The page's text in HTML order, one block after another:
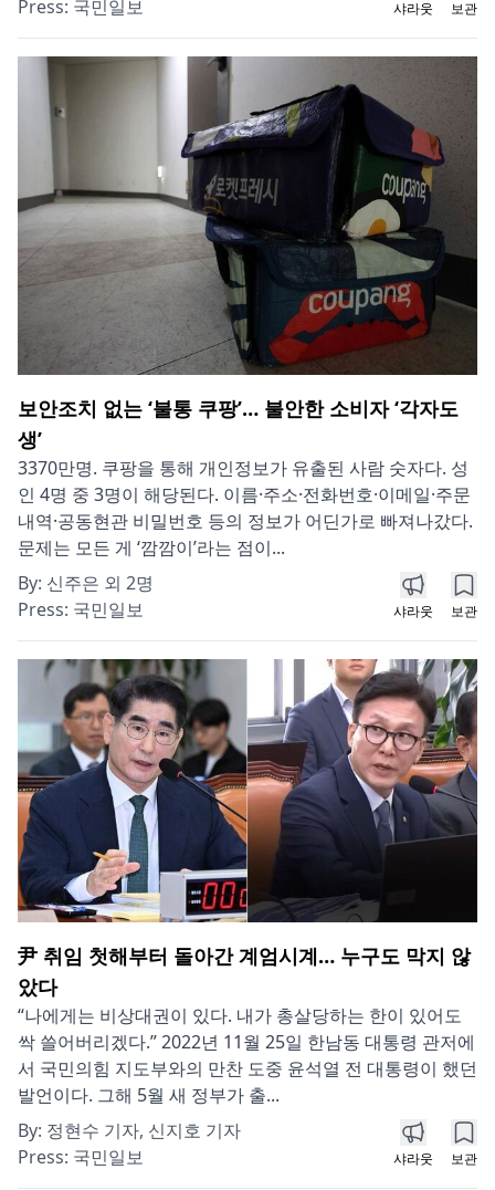
Press: 국민일보 샤라웃 보관
보안조치 없는 ‘불통 쿠팡’… 불안한 소비자 ‘각자도
생’
3370만명. 쿠팡을 통해 개인정보가 유출된 사람 숫자다. 성
인 4명 중 3명이 해당된다. 이름·주소·전화번호·이메일·주문
내역·공동현관 비밀번호 등의 정보가 어딘가로 빠져나갔다.
문제는 모든 게 ‘깜깜이’라는 점이...
By: 신주은 외 2명
Press: 국민일보 샤라웃 보관
尹 취임 첫해부터 돌아간 계엄시계… 누구도 막지 않
았다
“나에게는 비상대권이 있다. 내가 총살당하는 한이 있어도
싹 쓸어버리겠다.” 2022년 11월 25일 한남동 대통령 관저에
서 국민의힘 지도부와의 만찬 도중 윤석열 전 대통령이 했던
발언이다. 그해 5월 새 정부가 출...
By: 정현수 기자, 신지호 기자
Press: 국민일보 샤라웃 보관